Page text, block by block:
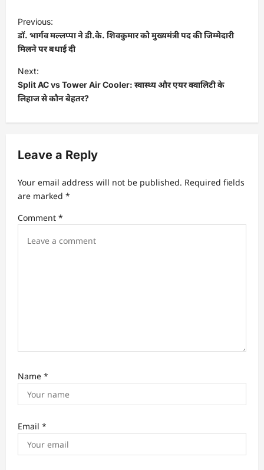
P
o
s
t
n
a
v
g
a
t
i
Previous:
डॉ. भार्गव मल्लप्पा ने डी.के. शिवकुमार को मुख्यमंत्री पद की जिम्मेदारी
मिलने पर बधाई दी
Next:
Split AC vs Tower Air Cooler: स्वास्थ्य और एयर क्वालिटी के
लिहाज से कौन बेहतर?
Leave a Reply
Your email address will not be published. Required fields
are marked *
Comment *
Name *
Email *